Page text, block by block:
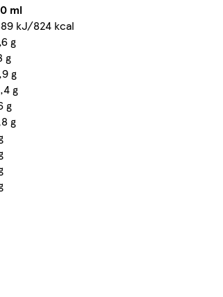
ml
kJ/824 kcal
g
g
g
g
g
g